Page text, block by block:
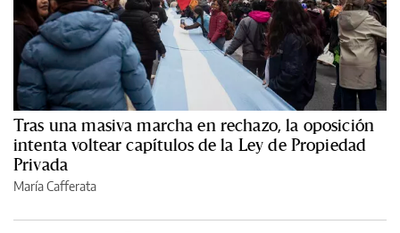
Tras una masiva marcha en rechazo, la oposición
intenta voltear capítulos de la Ley de Propiedad
Privada
María Cafferata